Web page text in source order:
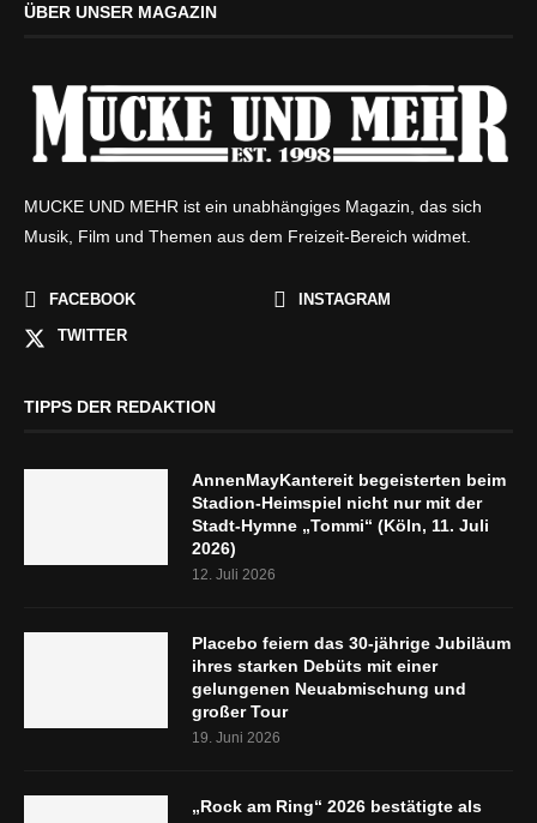
ÜBER UNSER MAGAZIN
MUCKE UND MEHR ist ein unabhängiges Magazin, das sich
Musik, Film und Themen aus dem Freizeit-Bereich widmet.
FACEBOOK
INSTAGRAM
TWITTER
TIPPS DER REDAKTION
AnnenMayKantereit begeisterten beim
Stadion-Heimspiel nicht nur mit der
Stadt-Hymne „Tommi“ (Köln, 11. Juli
2026)
12. Juli 2026
Placebo feiern das 30-jährige Jubiläum
ihres starken Debüts mit einer
gelungenen Neuabmischung und
großer Tour
19. Juni 2026
„Rock am Ring“ 2026 bestätigte als